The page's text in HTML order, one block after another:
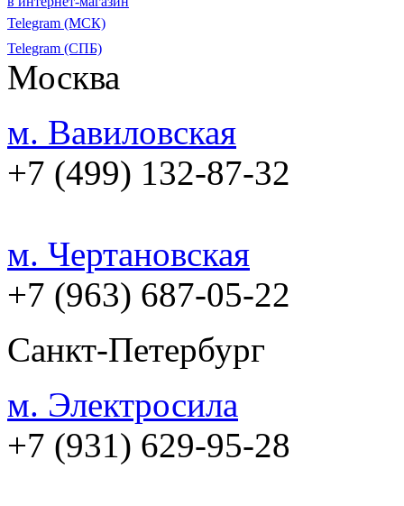
Telegram (МСК)
Telegram (СПБ)
Москва
м. Вавиловская
+7 (499) 132-87-32
м. Чертановская
+7 (963) 687-05-22
Санкт-Петербург
м. Электросила
+7 (931) 629-95-28